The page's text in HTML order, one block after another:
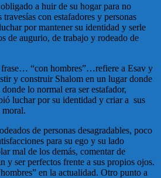
a huir de su hogar para no
travesías con estafadores y personas
por mantener su identidad y serle
de augurio, de trabajo y rodeado de
“con hombres”…refiere a Esav y
y construir Shalom en un lugar donde
lo normal era ser estafador,
luchar por su identidad y criar a sus
moral.
de personas desagradables, poco
para su ego y su lado
mal de los demás, comentar de
y ser perfectos frente a sus propios ojos.
en la actualidad. Otro punto a